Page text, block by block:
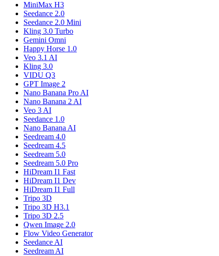
MiniMax H3
Seedance 2.0
Seedance 2.0 Mini
Kling 3.0 Turbo
Gemini Omni
Happy Horse 1.0
Veo 3.1 AI
Kling 3.0
VIDU Q3
GPT Image 2
Nano Banana Pro AI
Nano Banana 2 AI
Veo 3 AI
Seedance 1.0
Nano Banana AI
Seedream 4.0
Seedream 4.5
Seedream 5.0
Seedream 5.0 Pro
HiDream I1 Fast
HiDream I1 Dev
HiDream I1 Full
Tripo 3D
Tripo 3D H3.1
Tripo 3D 2.5
Qwen Image 2.0
Flow Video Generator
Seedance AI
Seedream AI